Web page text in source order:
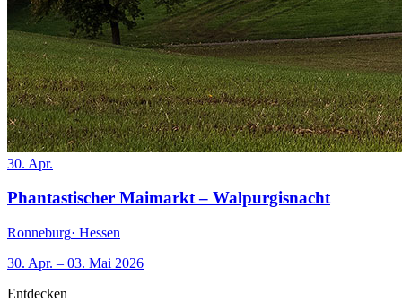
30. Apr.
Phantastischer Maimarkt – Walpurgisnacht
Ronneburg· Hessen
30. Apr. – 03. Mai 2026
Entdecken